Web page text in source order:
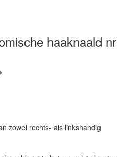
haaknaald nr
zowel rechts- als linkshandig